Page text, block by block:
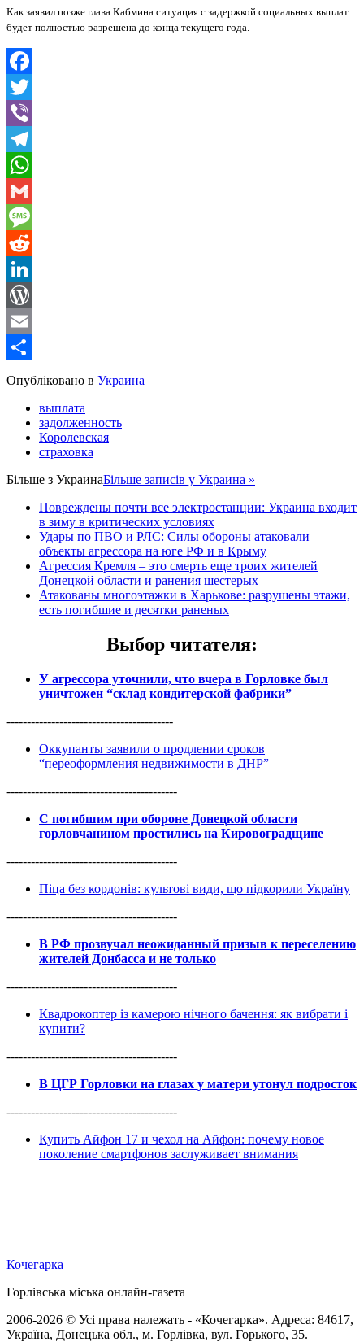
Как заявил позже глава Кабмина ситуация с задержкой социальных выплат
будет полностью разрешена до конца текущего года.
Facebook
Twitter
Viber
Telegram
WhatsApp
Gmail
Message
Reddit
LinkedIn
WordPress
Email
Share
Опубліковано в Украина
выплата
задолженность
Королевская
страховка
Більше з УкраинаБільше записів у Украина »
Повреждены почти все электростанции: Украина входит
в зиму в критических условиях
Удары по ПВО и РЛС: Силы обороны атаковали
объекты агрессора на юге РФ и в Крыму
Агрессия Кремля – это смерть еще троих жителей
Донецкой области и ранения шестерых
Атакованы многоэтажки в Харькове: разрушены этажи,
есть погибшие и десятки раненых
Выбор читателя:
У агрессора уточнили, что вчера в Горловке был
уничтожен “склад кондитерской фабрики”
-----------------------------------------
Оккупанты заявили о продлении сроков
“переоформления недвижимости в ДНР”
------------------------------------------
С погибшим при обороне Донецкой области
горловчанином простились на Кировоградщине
------------------------------------------
Піца без кордонів: культові види, що підкорили Україну
------------------------------------------
В РФ прозвучал неожиданный призыв к переселению
жителей Донбасса и не только
------------------------------------------
Квадрокоптер із камерою нічного бачення: як вибрати і
купити?
------------------------------------------
В ЦГР Горловки на глазах у матери утонул подросток
------------------------------------------
Купить Айфон 17 и чехол на Айфон: почему новое
поколение смартфонов заслуживает внимания
Кочегарка
Горлівська міська онлайн-газета
2006-2026 © Усі права належать - «Кочегарка». Адреса: 84617,
Україна, Донецька обл., м. Горлівка, вул. Горького, 35.